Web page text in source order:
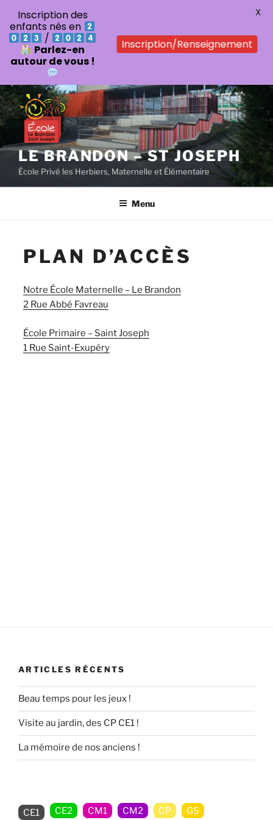
Aller
au
contenu
principal
LE BRANDON – ST JOSEPH
École Privé les Herbiers, Maternelle et Élémentaire
Menu
PLAN D’ACCÈS
Notre École Maternelle – Le Brandon
2 Rue Abbé Favreau
École Primaire – Saint Joseph
1 Rue Saint-Exupéry
ARTICLES RÉCENTS
Beau temps pour les jeux !
Visite au jardin, des CP CE1 !
La mémoire de nos anciens !
CE1 CE2 CM1 CM2 CP GS
Inscription des
enfants nés en
/
Parlez-en
autour de vous !
Inscription/Renseignement
X